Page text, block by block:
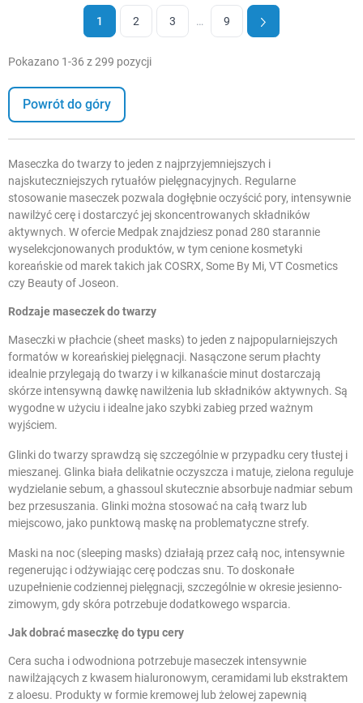
1 2 3 … 9
Pokazano 1-36 z 299 pozycji
Powrót do góry
Maseczka do twarzy to jeden z najprzyjemniejszych i
najskuteczniejszych rytuałów pielęgnacyjnych. Regularne
stosowanie maseczek pozwala dogłębnie oczyścić pory, intensywnie
nawilżyć cerę i dostarczyć jej skoncentrowanych składników
aktywnych. W ofercie Medpak znajdziesz ponad 280 starannie
wyselekcjonowanych produktów, w tym cenione kosmetyki
koreańskie od marek takich jak COSRX, Some By Mi, VT Cosmetics
czy Beauty of Joseon.
Rodzaje maseczek do twarzy
Maseczki w płachcie (sheet masks) to jeden z najpopularniejszych
formatów w koreańskiej pielęgnacji. Nasączone serum płachty
idealnie przylegają do twarzy i w kilkanaście minut dostarczają
skórze intensywną dawkę nawilżenia lub składników aktywnych. Są
wygodne w użyciu i idealne jako szybki zabieg przed ważnym
wyjściem.
Glinki do twarzy sprawdzą się szczególnie w przypadku cery tłustej i
mieszanej. Glinka biała delikatnie oczyszcza i matuje, zielona reguluje
wydzielanie sebum, a ghassoul skutecznie absorbuje nadmiar sebum
bez przesuszania. Glinki można stosować na całą twarz lub
miejscowo, jako punktową maskę na problematyczne strefy.
Maski na noc (sleeping masks) działają przez całą noc, intensywnie
regenerując i odżywiając cerę podczas snu. To doskonałe
uzupełnienie codziennej pielęgnacji, szczególnie w okresie jesienno-
zimowym, gdy skóra potrzebuje dodatkowego wsparcia.
Jak dobrać maseczkę do typu cery
Cera sucha i odwodniona potrzebuje maseczek intensywnie
nawilżających z kwasem hialuronowym, ceramidami lub ekstraktem
z aloesu. Produkty w formie kremowej lub żelowej zapewnią